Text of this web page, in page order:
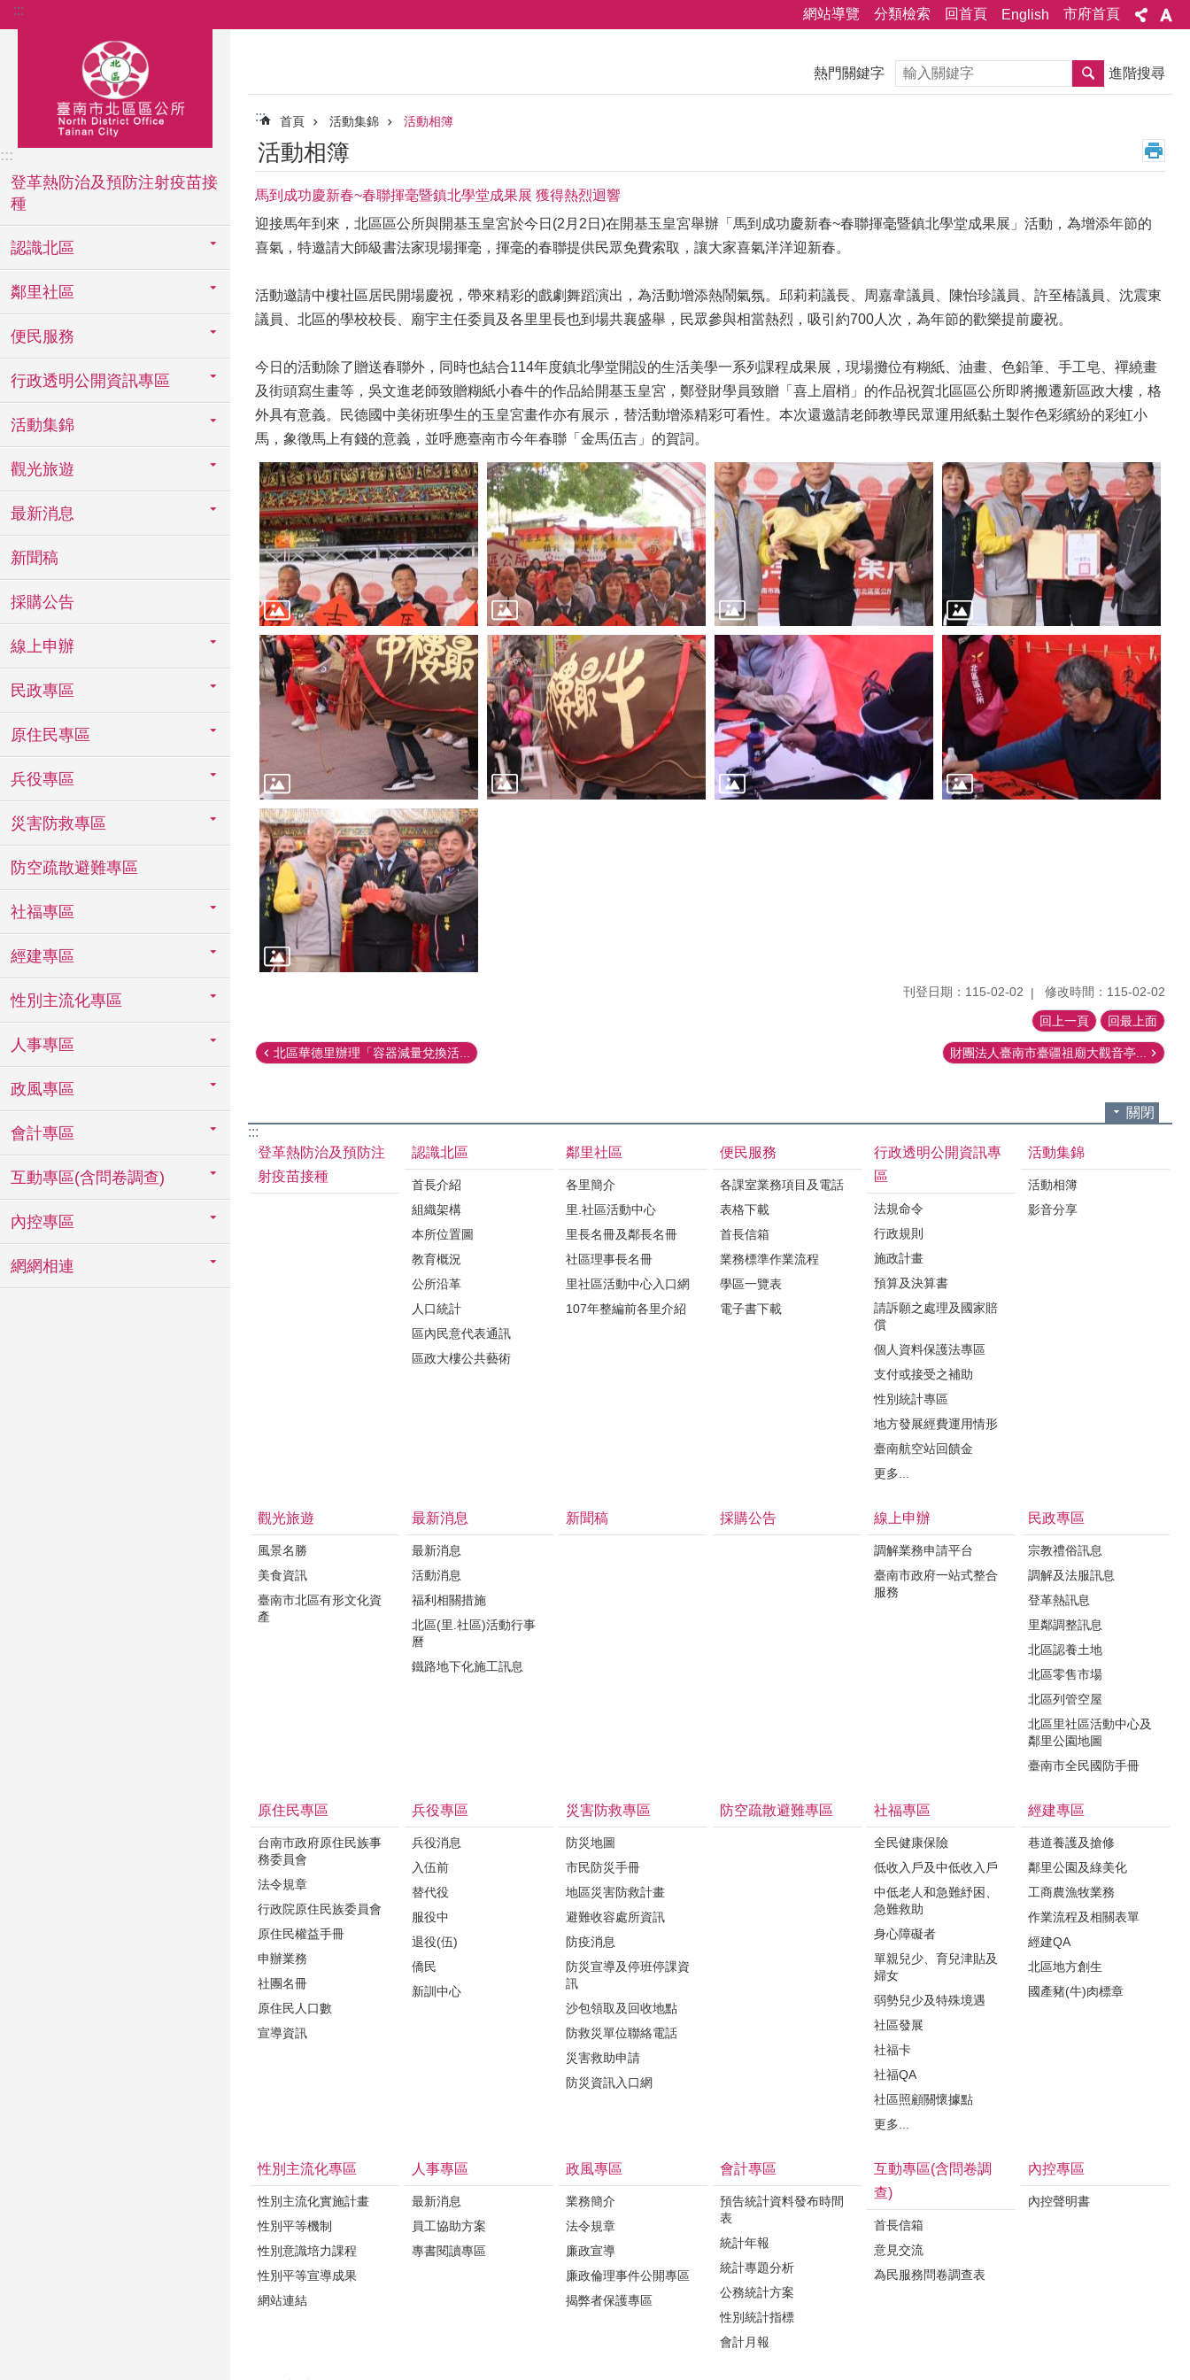
跳到主要內容區塊
::: 網站導覽 分類檢索 回首頁 English 市府首頁
:::
登革熱防治及預防注射疫苗接
種
認識北區
鄰里社區
便民服務
行政透明公開資訊專區
活動集錦
觀光旅遊
最新消息
新聞稿
採購公告
線上申辦
民政專區
原住民專區
兵役專區
災害防救專區
防空疏散避難專區
社福專區
經建專區
性別主流化專區
人事專區
政風專區
會計專區
互動專區(含問卷調查)
內控專區
網網相連
熱門關鍵字 搜尋 進階搜尋
::: 首頁 活動集錦 活動相簿
活動相簿
馬到成功慶新春~春聯揮毫暨鎮北學堂成果展 獲得熱烈迴響
迎接馬年到來，北區區公所與開基玉皇宮於今日(2月2日)在開基玉皇宮舉辦「馬到成功慶新春~春聯揮毫暨鎮北學堂成果展」活動，為增添年節的
喜氣，特邀請大師級書法家現場揮毫，揮毫的春聯提供民眾免費索取，讓大家喜氣洋洋迎新春。
活動邀請中樓社區居民開場慶祝，帶來精彩的戲劇舞蹈演出，為活動增添熱鬧氣氛。邱莉莉議長、周嘉韋議員、陳怡珍議員、許至椿議員、沈震東
議員、北區的學校校長、廟宇主任委員及各里里長也到場共襄盛舉，民眾參與相當熱烈，吸引約700人次，為年節的歡樂提前慶祝。
今日的活動除了贈送春聯外，同時也結合114年度鎮北學堂開設的生活美學一系列課程成果展，現場攤位有糊紙、油畫、色鉛筆、手工皂、禪繞畫
及街頭寫生畫等，吳文進老師致贈糊紙小春牛的作品給開基玉皇宮，鄭登財學員致贈「喜上眉梢」的作品祝賀北區區公所即將搬遷新區政大樓，格
外具有意義。民德國中美術班學生的玉皇宮畫作亦有展示，替活動增添精彩可看性。本次還邀請老師教導民眾運用紙黏土製作色彩繽紛的彩虹小
馬，象徵馬上有錢的意義，並呼應臺南市今年春聯「金馬伍吉」的賀詞。
刊登日期：115-02-02 修改時間：115-02-02
回上一頁 回最上面
北區華德里辦理「容器減量兌換活... 財團法人臺南市臺疆祖廟大觀音亭...
關閉
:::
登革熱防治及預防注
射疫苗接種
認識北區
首長介紹
組織架構
本所位置圖
教育概況
公所沿革
人口統計
區內民意代表通訊
區政大樓公共藝術
鄰里社區
各里簡介
里.社區活動中心
里長名冊及鄰長名冊
社區理事長名冊
里社區活動中心入口網
107年整編前各里介紹
便民服務
各課室業務項目及電話
表格下載
首長信箱
業務標準作業流程
學區一覽表
電子書下載
行政透明公開資訊專
區
法規命令
行政規則
施政計畫
預算及決算書
請訴願之處理及國家賠
償
個人資料保護法專區
支付或接受之補助
性別統計專區
地方發展經費運用情形
臺南航空站回饋金
更多...
活動集錦
活動相簿
影音分享
觀光旅遊
風景名勝
美食資訊
臺南市北區有形文化資
產
最新消息
最新消息
活動消息
福利相關措施
北區(里.社區)活動行事
曆
鐵路地下化施工訊息
新聞稿 採購公告 線上申辦
調解業務申請平台
臺南市政府一站式整合
服務
民政專區
宗教禮俗訊息
調解及法服訊息
登革熱訊息
里鄰調整訊息
北區認養土地
北區零售市場
北區列管空屋
北區里社區活動中心及
鄰里公園地圖
臺南市全民國防手冊
原住民專區
台南市政府原住民族事
務委員會
法令規章
行政院原住民族委員會
原住民權益手冊
申辦業務
社團名冊
原住民人口數
宣導資訊
兵役專區
兵役消息
入伍前
替代役
服役中
退役(伍)
僑民
新訓中心
災害防救專區
防災地圖
市民防災手冊
地區災害防救計畫
避難收容處所資訊
防疫消息
防災宣導及停班停課資
訊
沙包領取及回收地點
防救災單位聯絡電話
災害救助申請
防災資訊入口網
防空疏散避難專區 社福專區
全民健康保險
低收入戶及中低收入戶
中低老人和急難紓困、
急難救助
身心障礙者
單親兒少、育兒津貼及
婦女
弱勢兒少及特殊境遇
社區發展
社福卡
社福QA
社區照顧關懷據點
更多...
經建專區
巷道養護及搶修
鄰里公園及綠美化
工商農漁牧業務
作業流程及相關表單
經建QA
北區地方創生
國產豬(牛)肉標章
性別主流化專區
性別主流化實施計畫
性別平等機制
性別意識培力課程
性別平等宣導成果
網站連結
人事專區
最新消息
員工協助方案
專書閱讀專區
政風專區
業務簡介
法令規章
廉政宣導
廉政倫理事件公開專區
揭弊者保護專區
會計專區
預告統計資料發布時間
表
統計年報
統計專題分析
公務統計方案
性別統計指標
會計月報
互動專區(含問卷調
查)
首長信箱
意見交流
為民服務問卷調查表
內控專區
內控聲明書